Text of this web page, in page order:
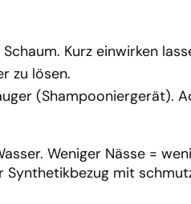
Kurz einwirken
zu lösen.
(Shampooniergerät).
Weniger Nässe =
mit